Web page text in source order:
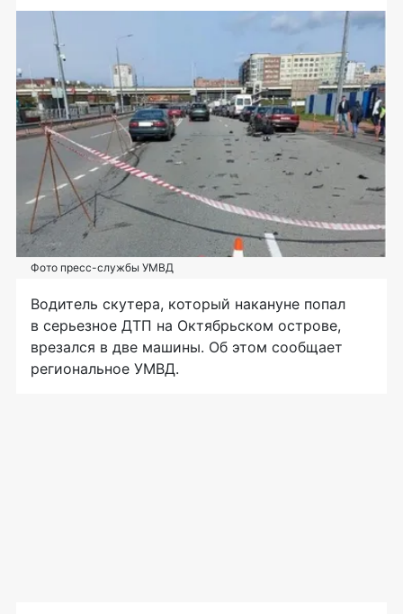
Фото пресс-службы УМВД
Водитель скутера, который накануне попал
в серьезное ДТП на Октябрьском острове,
врезался в две машины. Об этом сообщает
региональное УМВД.